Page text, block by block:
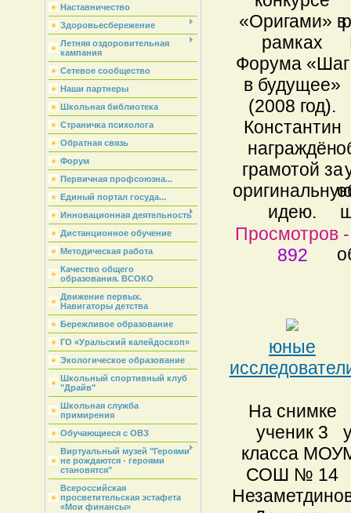
Наставничество
Здоровьесбережение
Летняя оздоровительная
кампания
Сетевое сообщество
Наши партнеры
Школьная библиотека
Страничка психолога
Обратная связь
Форум
Первичная профсоюзна...
Единый портал госуда...
Инновационная деятельность
Дистанционное обучение
Методическая работа
Качество общего
образования. ВСОКО
Движение первых.
Навигаторы детства
Бережливое образование
ГО «Уральский калейдоскоп»
Экологическое образование
Школьный спортивный клуб
"Драйв"
Школьная служба
примирения
Обучающиеся с ОВЗ
Виртуальный музей "Героями
не рождаются - героями
становятся"
Всероссийская
просветительская эстафета
«Мои финансы»
«Оригами» в
рамках
Форума «Шаг
в будущее»
(2008 год).
Константин
награждён
грамотой за
идею.
Просмотров -
892
юные
На снимке
ученик 3
класса МОУ
СОШ № 14